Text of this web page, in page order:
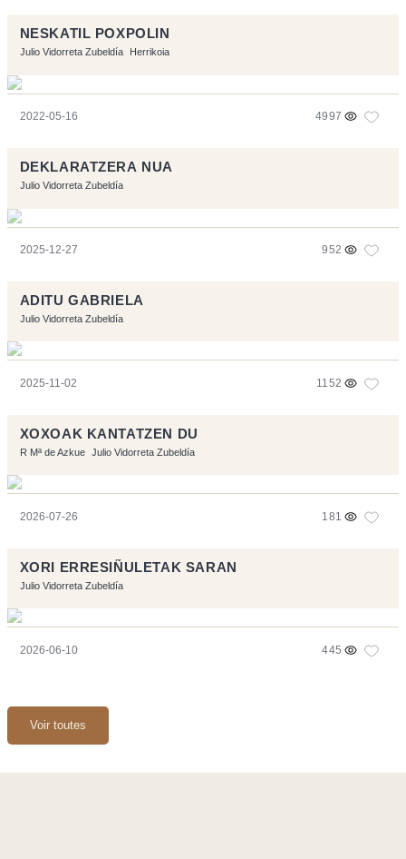
NESKATIL POXPOLIN
Julio Vidorreta Zubeldía Herrikoia
2022-05-16 4997
DEKLARATZERA NUA
Julio Vidorreta Zubeldía
2025-12-27 952
ADITU GABRIELA
Julio Vidorreta Zubeldía
2025-11-02 1152
XOXOAK KANTATZEN DU
R Mª de Azkue Julio Vidorreta Zubeldía
2026-07-26 181
XORI ERRESIÑULETAK SARAN
Julio Vidorreta Zubeldía
2026-06-10 445
Voir toutes